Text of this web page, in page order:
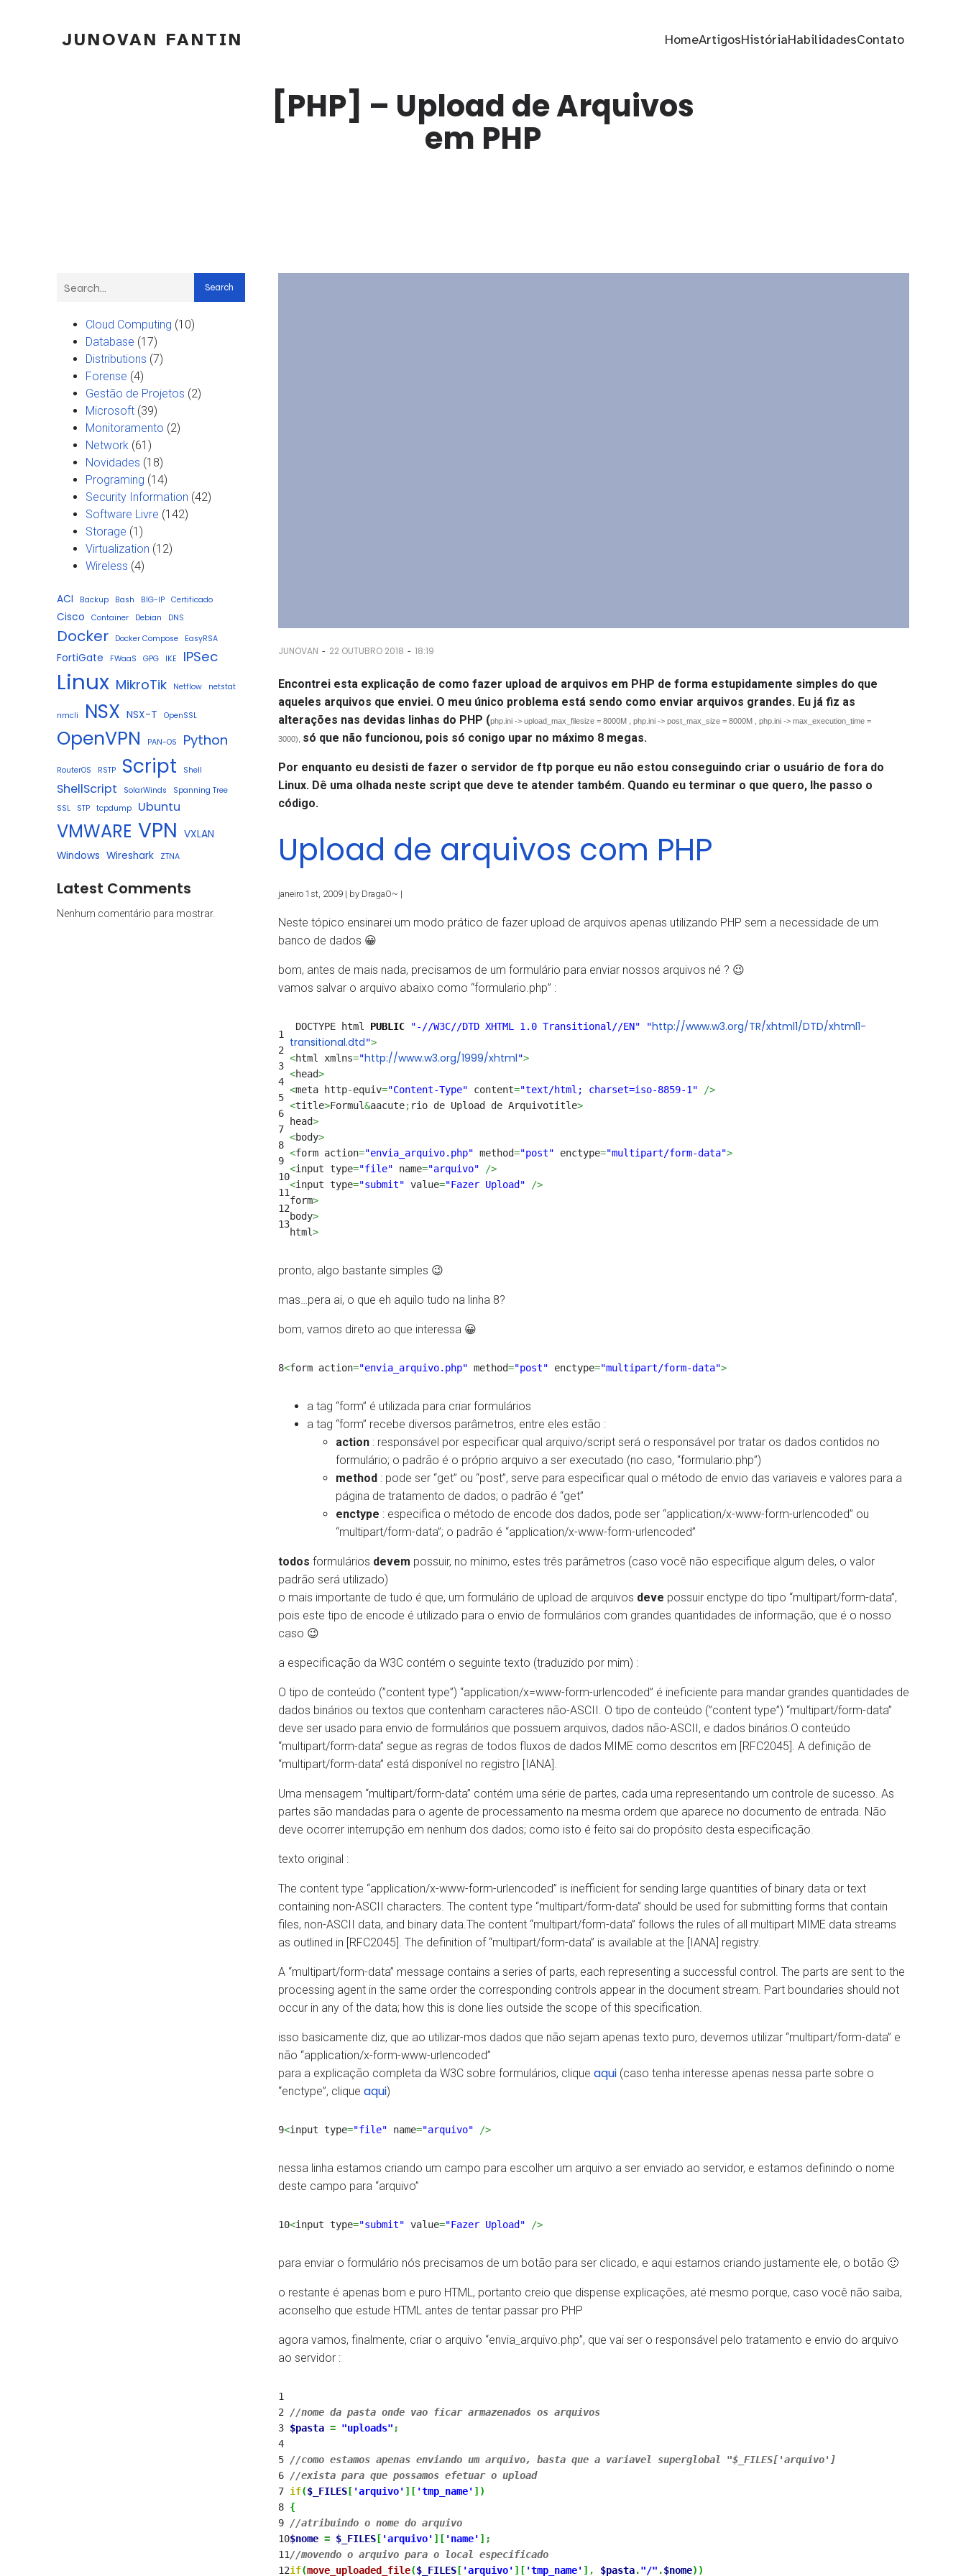
JUNOVAN FANTIN HomeArtigosHistóriaHabilidadesContato
[PHP] – Upload de Arquivos
em PHP
Search
Cloud Computing (10)
Database (17)
Distributions (7)
Forense (4)
Gestão de Projetos (2)
Microsoft (39)
Monitoramento (2)
Network (61)
Novidades (18)
Programing (14)
Security Information (42)
Software Livre (142)
Storage (1)
Virtualization (12)
Wireless (4)
ACI Backup Bash BIG-IP Certificado
Cisco Container Debian DNS
Docker Docker Compose EasyRSA
FortiGate FWaaS GPG IKE IPSec
Linux MikroTik Netflow netstat
nmcli NSX NSX-T OpenSSL
OpenVPN PAN-OS Python
RouterOS RSTP Script Shell
ShellScript SolarWinds
Spanning Tree
SSL
STP tcpdump Ubuntu
VMWARE VPN VXLAN
Windows Wireshark ZTNA
Latest Comments
Nenhum comentário para mostrar.
JUNOVAN - 22 OUTUBRO 2018 - 18:19
Encontrei esta explicação de como fazer upload de arquivos em PHP de forma estupidamente simples do que
aqueles arquivos que enviei. O meu único problema está sendo como enviar arquivos grandes. Eu já fiz as
alterações nas devidas linhas do PHP (php.ini -> upload_max_filesize = 8000M , php.ini -> post_max_size = 8000M , php.ini -> max_execution_time =
3000), só que não funcionou, pois só conigo upar no máximo 8 megas.
Por enquanto eu desisti de fazer o servidor de ftp porque eu não estou conseguindo criar o usuário de fora do
Linux. Dê uma olhada neste script que deve te atender também. Quando eu terminar o que quero, lhe passo o
código.
Upload de arquivos com PHP
janeiro 1st, 2009 | by DragaO~ |
Neste tópico ensinarei um modo prático de fazer upload de arquivos apenas utilizando PHP sem a necessidade de um
banco de dados 😀
bom, antes de mais nada, precisamos de um formulário para enviar nossos arquivos né ? 😉
vamos salvar o arquivo abaixo como “formulario.php” :
1
2
3
4
5
6
7
8
9
10
11
12
13
DOCTYPE html PUBLIC "-//W3C//DTD XHTML 1.0 Transitional//EN" "http://www.w3.org/TR/xhtml1/DTD/xhtml1-
transitional.dtd">
<html xmlns="http://www.w3.org/1999/xhtml">
<head>
<meta http-equiv="Content-Type" content="text/html; charset=iso-8859-1"
/>
<title>Formul&aacute; rio de Upload de Arquivotitle>
head>
<body>
<form action="envia_arquivo.php" method="post" enctype="multipart/form-data">
<input type="file" name="arquivo"
/>
<input type="submit" value="Fazer Upload"
/>
form>
body>
html>
pronto, algo bastante simples 😉
mas…pera ai, o que eh aquilo tudo na linha 8?
bom, vamos direto ao que interessa 😀
8<form action="envia_arquivo.php" method="post" enctype="multipart/form-data">
a tag “form” é utilizada para criar formulários
a tag “form” recebe diversos parâmetros, entre eles estão :
action : responsável por especificar qual arquivo/script será o responsável por tratar os dados contidos no
formulário; o padrão é o próprio arquivo a ser executado (no caso, “formulario.php”)
method : pode ser “get” ou “post”, serve para especificar qual o método de envio das variaveis e valores para a
página de tratamento de dados; o padrão é “get”
enctype : especifica o método de encode dos dados, pode ser “application/x-www-form-urlencoded” ou
“multipart/form-data”; o padrão é “application/x-www-form-urlencoded”
todos formulários devem possuir, no mínimo, estes três parâmetros (caso você não especifique algum deles, o valor
padrão será utilizado)
o mais importante de tudo é que, um formulário de upload de arquivos deve possuir enctype do tipo “multipart/form-data”,
pois este tipo de encode é utilizado para o envio de formulários com grandes quantidades de informação, que é o nosso
caso 😉
a especificação da W3C contém o seguinte texto (traduzido por mim) :
O tipo de conteúdo (”content type”) “application/x=www-form-urlencoded” é ineficiente para mandar grandes quantidades de
dados binários ou textos que contenham caracteres não-ASCII. O tipo de conteúdo (”content type”) “multipart/form-data”
deve ser usado para envio de formulários que possuem arquivos, dados não-ASCII, e dados binários.O conteúdo
“multipart/form-data” segue as regras de todos fluxos de dados MIME como descritos em [RFC2045]. A definição de
“multipart/form-data” está disponível no registro [IANA].
Uma mensagem “multipart/form-data” contém uma série de partes, cada uma representando um controle de sucesso. As
partes são mandadas para o agente de processamento na mesma ordem que aparece no documento de entrada. Não
deve ocorrer interrupção em nenhum dos dados; como isto é feito sai do propósito desta especificação.
texto original :
The content type “application/x-www-form-urlencoded” is inefficient for sending large quantities of binary data or text
containing non-ASCII characters. The content type “multipart/form-data” should be used for submitting forms that contain
files, non-ASCII data, and binary data.The content “multipart/form-data” follows the rules of all multipart MIME data streams
as outlined in [RFC2045]. The definition of “multipart/form-data” is available at the [IANA] registry.
A “multipart/form-data” message contains a series of parts, each representing a successful control. The parts are sent to the
processing agent in the same order the corresponding controls appear in the document stream. Part boundaries should not
occur in any of the data; how this is done lies outside the scope of this specification.
isso basicamente diz, que ao utilizar-mos dados que não sejam apenas texto puro, devemos utilizar “multipart/form-data” e
não “application/x-form-www-urlencoded”
para a explicação completa da W3C sobre formulários, clique aqui (caso tenha interesse apenas nessa parte sobre o
“enctype”, clique aqui)
9<input type="file" name="arquivo" />
nessa linha estamos criando um campo para escolher um arquivo a ser enviado ao servidor, e estamos definindo o nome
deste campo para “arquivo”
10<input type="submit" value="Fazer Upload" />
para enviar o formulário nós precisamos de um botão para ser clicado, e aqui estamos criando justamente ele, o botão 🙂
o restante é apenas bom e puro HTML, portanto creio que dispense explicações, até mesmo porque, caso você não saiba,
aconselho que estude HTML antes de tentar passar pro PHP
agora vamos, finalmente, criar o arquivo “envia_arquivo.php”, que vai ser o responsável pelo tratamento e envio do arquivo
ao servidor :
1
2
3
4
5
6
7
8
9
10
11
12
//nome da pasta onde vao ficar armazenados os arquivos
$pasta = "uploads" ;
//como estamos apenas enviando um arquivo, basta que a variavel superglobal "$_FILES['arquivo']
//exista para que possamos efetuar o upload
if($_FILES [ 'arquivo' ] [ 'tmp_name' ] )
{
//atribuindo o nome do arquivo
$nome = $_FILES [ 'arquivo' ] [ 'name' ] ;
//movendo o arquivo para o local especificado
if(move_uploaded_file($_FILES [ 'arquivo' ] [ 'tmp_name' ] , $pasta."/" .$nome) )